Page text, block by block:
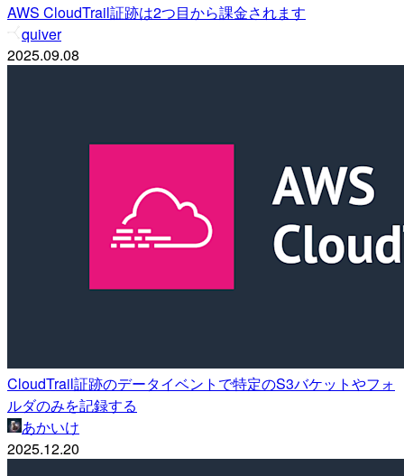
AWS CloudTrail証跡は2つ目から課金されます
quiver
2025.09.08
CloudTrail証跡のデータイベントで特定のS3バケットやフォ
ルダのみを記録する
あかいけ
2025.12.20